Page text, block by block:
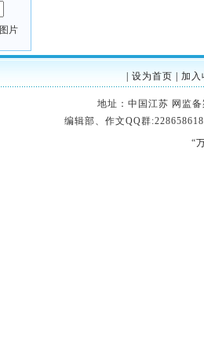
图片
设为首页 加入
地址：中国江苏 网监
编辑部、作文QQ群
“